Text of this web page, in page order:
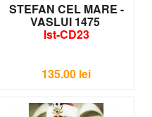
STEFAN CEL MARE -
VASLUI 1475
Ist-CD23
135.00 lei